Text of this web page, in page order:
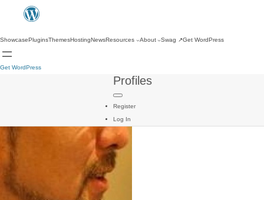
ShowcasePluginsThemesHostingNewsResources About Swag ↗Get WordPress
Get WordPress
Profiles
Register
Log In